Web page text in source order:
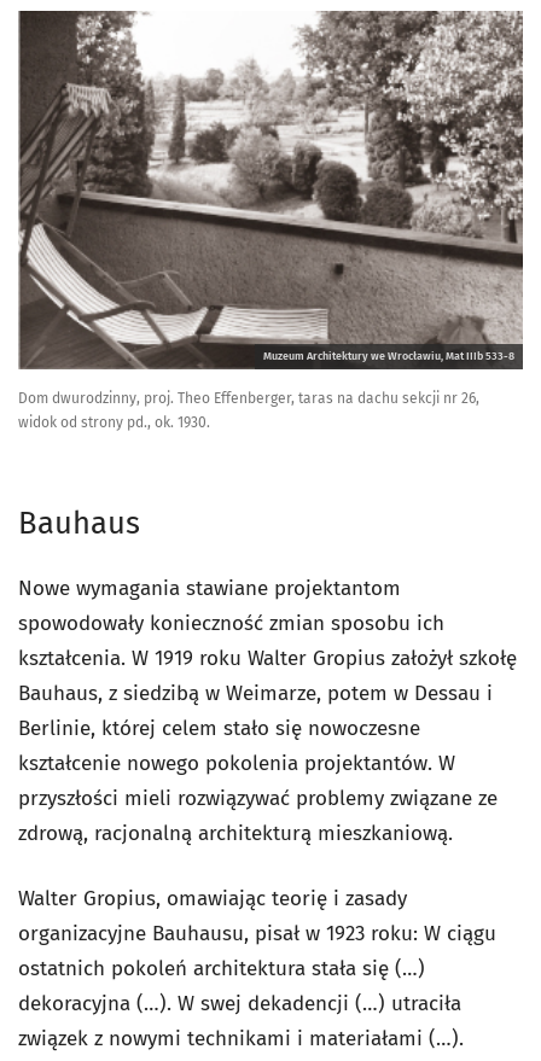
Muzeum Architektury we Wrocławiu, Mat IIIb 533-8
Dom dwurodzinny, proj. Theo Effenberger, taras na dachu sekcji nr 26,
widok od strony pd., ok. 1930.
Bauhaus
Nowe wymagania stawiane projektantom
spowodowały konieczność zmian sposobu ich
kształcenia. W 1919 roku Walter Gropius założył szkołę
Bauhaus, z siedzibą w Weimarze, potem w Dessau i
Berlinie, której celem stało się nowoczesne
kształcenie nowego pokolenia projektantów. W
przyszłości mieli rozwiązywać problemy związane ze
zdrową, racjonalną architekturą mieszkaniową.
Walter Gropius, omawiając teorię i zasady
organizacyjne Bauhausu, pisał w 1923 roku: W ciągu
ostatnich pokoleń architektura stała się (…)
dekoracyjna (…). W swej dekadencji (…) utraciła
związek z nowymi technikami i materiałami (…).